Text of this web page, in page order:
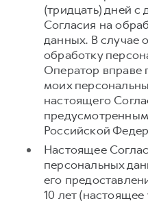
(тридцать) дней с
Согласия на
данных. В случае
обработку
Оператор вправе
моих
настоящего
Российской
Настоящее
персональных
его
10 лет